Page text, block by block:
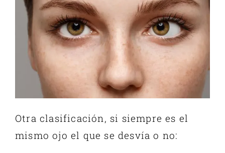
Otra clasificación, si siempre es el
mismo ojo el que se desvía o no: